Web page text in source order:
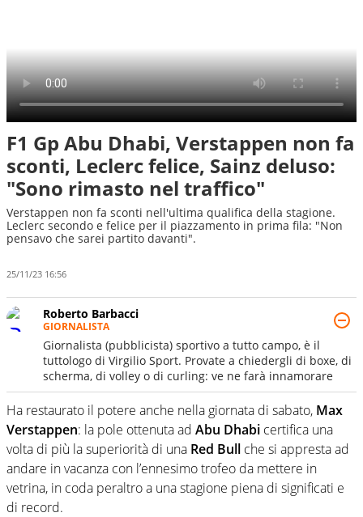
F1 Gp Abu Dhabi, Verstappen non fa
sconti, Leclerc felice, Sainz deluso:
"Sono rimasto nel traffico"
Verstappen non fa sconti nell'ultima qualifica della stagione.
Leclerc secondo e felice per il piazzamento in prima fila: "Non
pensavo che sarei partito davanti".
25/11/23 16:56
Roberto Barbacci
GIORNALISTA
Giornalista (pubblicista) sportivo a tutto campo, è il
tuttologo di Virgilio Sport. Provate a chiedergli di boxe, di
scherma, di volley o di curling: ve ne farà innamorare
Ha restaurato il potere anche nella giornata di sabato, Max
Verstappen: la pole ottenuta ad Abu Dhabi certifica una
volta di più la superiorità di una Red Bull che si appresta ad
andare in vacanza con l’ennesimo trofeo da mettere in
vetrina, in coda peraltro a una stagione piena di significati e
di record.